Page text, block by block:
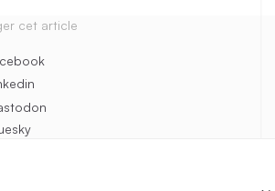
cet article